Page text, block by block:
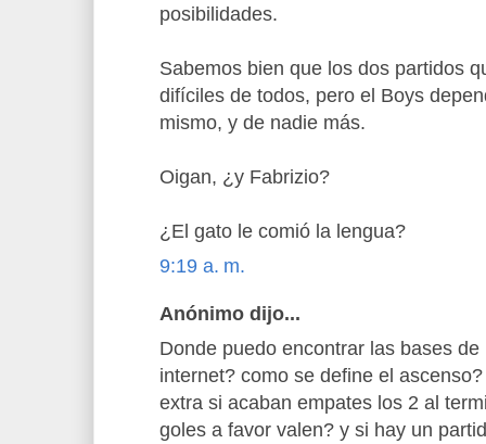
posibilidades.
Sabemos bien que los dos partidos
difíciles de todos, pero el Boys
mismo, y de nadie más.
Oigan, ¿y Fabrizio?
¿El gato le comió la lengua?
9:19 a. m.
Anónimo dijo...
Donde puedo encontrar las bases
internet? como se define el
extra si acaban empates los 2 al
goles a favor valen? y si hay un